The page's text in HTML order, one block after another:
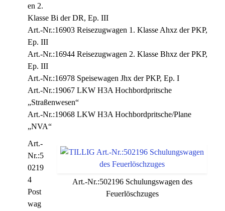
en 2.
Klasse Bi der DR, Ep. III
Art.-Nr.:16903 Reisezugwagen 1. Klasse Ahxz der PKP,
Ep. III
Art.-Nr.:16944 Reisezugwagen 2. Klasse Bhxz der PKP,
Ep. III
Art.-Nr.:16978 Speisewagen Jhx der PKP, Ep. I
Art.-Nr.:19067 LKW H3A Hochbordpritsche
„Straßenwesen“
Art.-Nr.:19068 LKW H3A Hochbordpritsche/Plane
„NVA“
Art.-Nr.:502196 Schulungswagen des
Feuerlöschzuges
Art.-
Nr.:5
0219
4
Post
wag